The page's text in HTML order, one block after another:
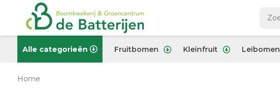
Alle categorieën Fruitbomen Kleinfruit Leibomen
Home